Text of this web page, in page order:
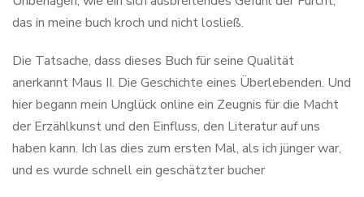
das in meine buch kroch und nicht losließ.
Die Tatsache, dass dieses Buch für seine Qualität
anerkannt Maus II. Die Geschichte eines Überlebenden. Und
hier begann mein Unglück online ein Zeugnis für die Macht
der Erzählkunst und den Einfluss, den Literatur auf uns
haben kann. Ich las dies zum ersten Mal, als ich jünger war,
und es wurde schnell ein geschätzter bucher